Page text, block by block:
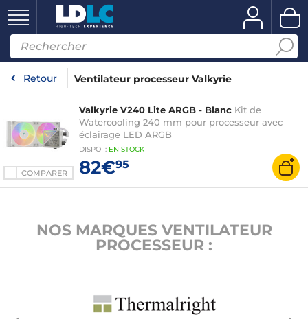
Retour Ventilateur processeur Valkyrie
COMPARER
Valkyrie V240 Lite ARGB - Blanc Kit de
Watercooling 240 mm pour processeur avec
éclairage LED ARGB
DISPO : EN STOCK
82€95
NOS MARQUES VENTILATEUR
PROCESSEUR :